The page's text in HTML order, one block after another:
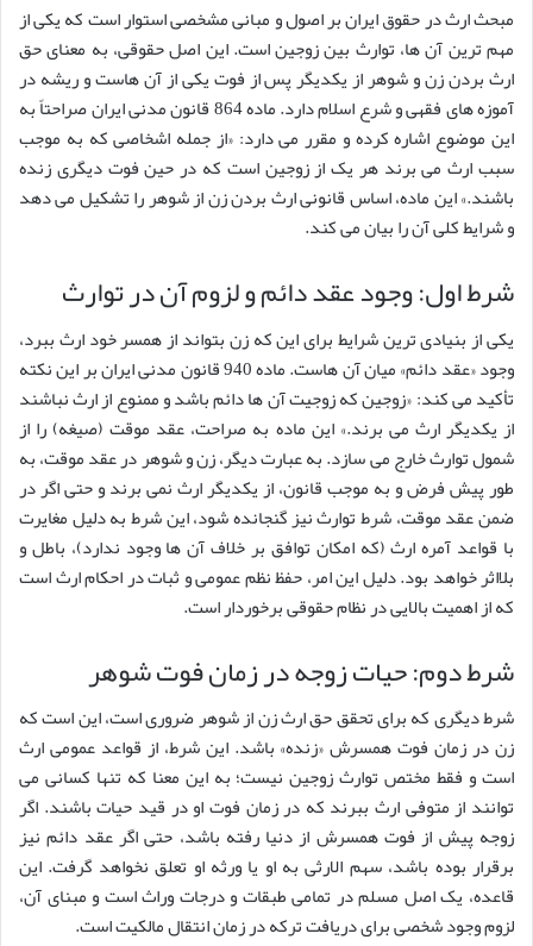
مبحث ارث در حقوق ایران بر اصول و مبانی مشخصی استوار است که یکی از
مهم ترین آن ها، توارث بین زوجین است. این اصل حقوقی، به معنای حق
ارث بردن زن و شوهر از یکدیگر پس از فوت یکی از آن هاست و ریشه در
آموزه های فقهی و شرع اسلام دارد. ماده 864 قانون مدنی ایران صراحتاً به
این موضوع اشاره کرده و مقرر می دارد: «از جمله اشخاصی که به موجب
سبب ارث می برند هر یک از زوجین است که در حین فوت دیگری زنده
باشند.» این ماده، اساس قانونی ارث بردن زن از شوهر را تشکیل می دهد
و شرایط کلی آن را بیان می کند.
شرط اول: وجود عقد دائم و لزوم آن در توارث
یکی از بنیادی ترین شرایط برای این که زن بتواند از همسر خود ارث ببرد،
وجود «عقد دائم» میان آن هاست. ماده 940 قانون مدنی ایران بر این نکته
تأکید می کند: «زوجین که زوجیت آن ها دائم باشد و ممنوع از ارث نباشند
از یکدیگر ارث می برند.» این ماده به صراحت، عقد موقت (صیغه) را از
شمول توارث خارج می سازد. به عبارت دیگر، زن و شوهر در عقد موقت، به
طور پیش فرض و به موجب قانون، از یکدیگر ارث نمی برند و حتی اگر در
ضمن عقد موقت، شرط توارث نیز گنجانده شود، این شرط به دلیل مغایرت
با قواعد آمره ارث (که امکان توافق بر خلاف آن ها وجود ندارد)، باطل و
بلااثر خواهد بود. دلیل این امر، حفظ نظم عمومی و ثبات در احکام ارث است
که از اهمیت بالایی در نظام حقوقی برخوردار است.
شرط دوم: حیات زوجه در زمان فوت شوهر
شرط دیگری که برای تحقق حق ارث زن از شوهر ضروری است، این است که
زن در زمان فوت همسرش «زنده» باشد. این شرط، از قواعد عمومی ارث
است و فقط مختص توارث زوجین نیست؛ به این معنا که تنها کسانی می
توانند از متوفی ارث ببرند که در زمان فوت او در قید حیات باشند. اگر
زوجه پیش از فوت همسرش از دنیا رفته باشد، حتی اگر عقد دائم نیز
برقرار بوده باشد، سهم الارثی به او یا ورثه او تعلق نخواهد گرفت. این
قاعده، یک اصل مسلم در تمامی طبقات و درجات وراث است و مبنای آن،
لزوم وجود شخصی برای دریافت ترکه در زمان انتقال مالکیت است.